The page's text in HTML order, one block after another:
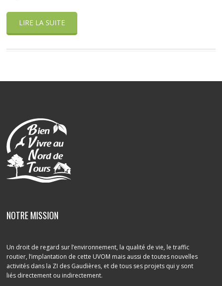
LIRE LA SUITE
NOTRE MISSION
Un droit de regard sur l’environnement, la qualité de vie, le traffic
routier, l’implantation de cette UVOM mais aussi de toutes nouvelles
activités dans la ZI des Gaudières, et de tous ses projets qui y sont
liés directement ou indirectement.